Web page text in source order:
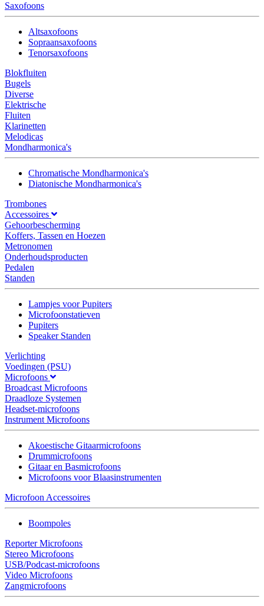
Saxofoons
Altsaxofoons
Sopraansaxofoons
Tenorsaxofoons
Blokfluiten
Bugels
Diverse
Elektrische
Fluiten
Klarinetten
Melodicas
Mondharmonica's
Chromatische Mondharmonica's
Diatonische Mondharmonica's
Trombones
Accessoires
Gehoorbescherming
Koffers, Tassen en Hoezen
Metronomen
Onderhoudsproducten
Pedalen
Standen
Lampjes voor Pupiters
Microfoonstatieven
Pupiters
Speaker Standen
Verlichting
Voedingen (PSU)
Microfoons
Broadcast Microfoons
Draadloze Systemen
Headset-microfoons
Instrument Microfoons
Akoestische Gitaarmicrofoons
Drummicrofoons
Gitaar en Basmicrofoons
Microfoons voor Blaasinstrumenten
Microfoon Accessoires
Boompoles
Reporter Microfoons
Stereo Microfoons
USB/Podcast-microfoons
Video Microfoons
Zangmicrofoons